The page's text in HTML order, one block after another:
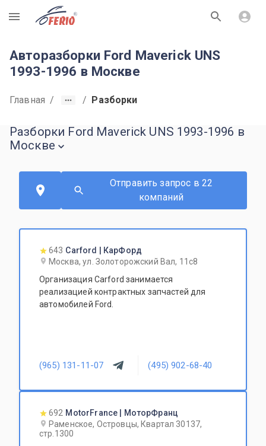
R
Авторазборки Ford Maverick UNS
1993-1996 в Москве
Главная / / Разборки
Разборки Ford Maverick UNS 1993-1996 в
Москве
Отправить запрос в 22
компаний
643 Carford | КарФорд
Москва, ул. Золоторожский Вал, 11с8
Организация Carford занимается
реализацией контрактных запчастей для
автомобилей Ford.
(965) 131-11-07 (495) 902-68-40
692 MotorFrance | МоторФранц
Раменское, Островцы, Квартал 30137,
стр.1300